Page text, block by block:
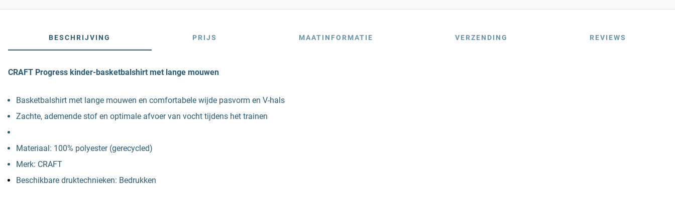
BESCHRIJVING PRIJS MAATINFORMATIE VERZENDING REVIEWS
CRAFT Progress kinder-basketbalshirt met lange mouwen
Basketbalshirt met lange mouwen en comfortabele wijde pasvorm en V-hals
Zachte, ademende stof en optimale afvoer van vocht tijdens het trainen
Materiaal: 100% polyester (gerecycled)
Merk: CRAFT
Beschikbare druktechnieken: Bedrukken